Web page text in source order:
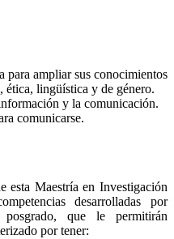
para ampliar sus conocimientos
ética, lingüística y de género.
y la comunicación.
comunicarse.
esta Maestría en Investigación
desarrolladas por
que le permitirán
por tener: